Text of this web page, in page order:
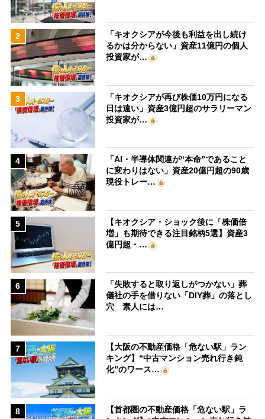
2
「キオクシアが今後も利益を出し続け
るかは分からない」資産11億円の個人
投資家が…
3
「キオクシアが再び株価10万円になる
日は遠い」資産3億円超のサラリーマン
投資家が…
4
「AI・半導体関連が“本命”であること
に変わりはない」資産20億円超の90歳
現役トレー…
5
【キオクシア・ショック後に「株価倍
増」も期待できる注目銘柄5選】資産3
億円超・…
6
「失敗すると取り返しがつかない」葬
儀社の手を借りない「DIY葬」の落とし
穴 素人には…
7
【大阪の不動産価格「危ない駅」ラン
キング】“中古マンション売れ行き鈍
化”のワース…
8
【首都圏の不動産価格「危ない駅」ラ